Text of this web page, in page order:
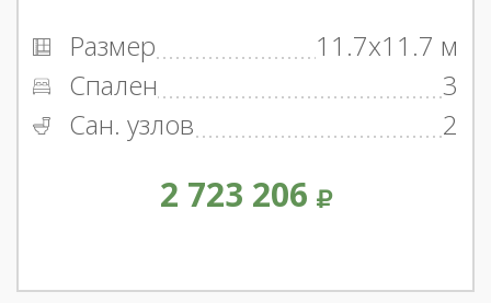
Размер
11.7x11.7 м
Спален
3
Сан. узлов
2
2 723 206